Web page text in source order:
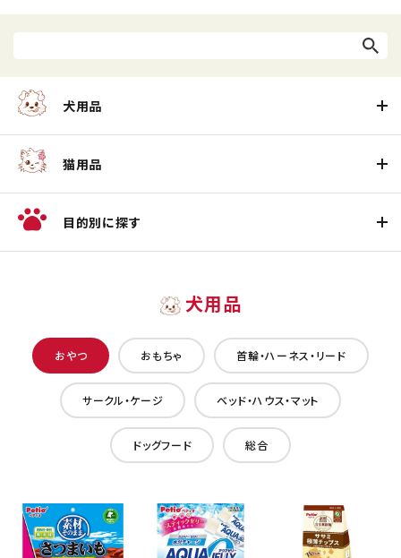
犬用品
猫用品
目的別に探す
犬用品
おやつ おもちゃ 首輪・ハーネス・リード
サークル・ケージ ベッド・ハウス・マット
ドッグフード 総合